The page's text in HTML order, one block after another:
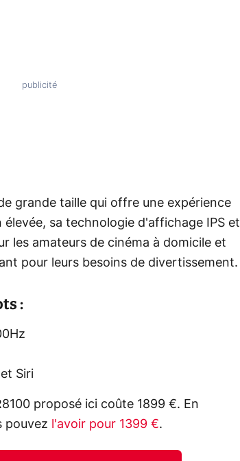
grande taille qui offre une expérience
sa technologie d'affichage IPS et
les amateurs de cinéma à domicile et
pour leurs besoins de divertissement.
:
Siri
proposé ici coûte 1899 €. En
pouvez
l'avoir pour 1399 €.